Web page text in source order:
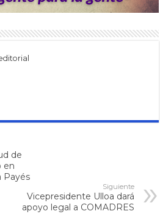
de
en
Payés
Siguiente
Vicepresidente Ulloa dará
apoyo legal a COMADRES